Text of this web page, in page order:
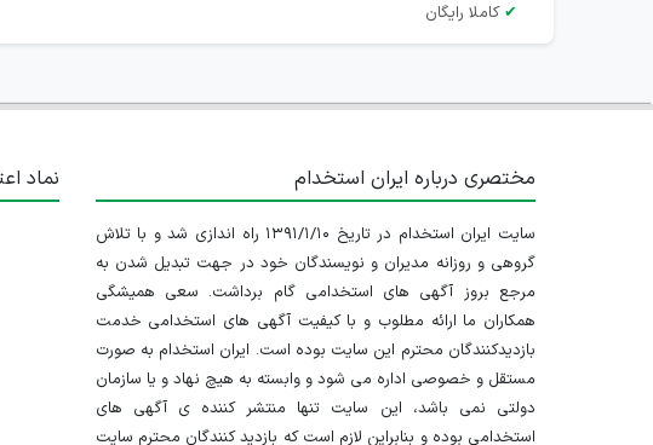
✔ کاملا رایگان
مختصری درباره ایران استخدام
سایت ایران استخدام در تاریخ ۱۳۹۱/۱/۱۰ راه اندازی شد و با تلاش
گروهی و روزانه مدیران و نویسندگان خود در جهت تبدیل شدن به
مرجع بروز آگهی های استخدامی گام برداشت. سعی همیشگی
همکاران ما ارائه مطلوب و با کیفیت آگهی های استخدامی خدمت
بازدیدکنندگان محترم این سایت بوده است. ایران استخدام به صورت
مستقل و خصوصی اداره می شود و وابسته به هیچ نهاد و یا سازمان
دولتی نمی باشد، این سایت تنها منتشر کننده ی آگهی های
استخدامی بوده و بنابراین لازم است که بازدید کنندگان محترم سایت
نماد